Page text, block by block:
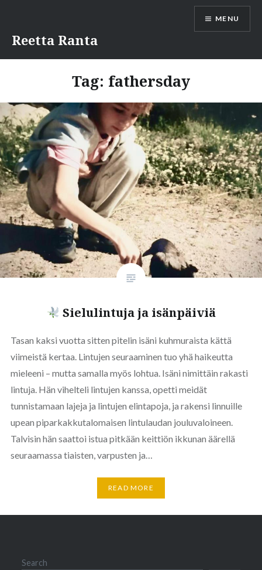
content
Reetta Ranta
MENU
Tag: fathersday
Sielulintuja ja isänpäiviä
Tasan kaksi vuotta sitten pitelin isäni kuhmuraista kättä
viimeistä kertaa. Lintujen seuraaminen tuo yhä haikeutta
mieleeni – mutta samalla myös lohtua. Isäni nimittäin rakasti
lintuja. Hän vihelteli lintujen kanssa, opetti meidät
tunnistamaan lajeja ja lintujen elintapoja, ja rakensi linnuille
upean piparkakkutalomaisen lintulaudan jouluvaloineen.
Talvisin hän saattoi istua pitkään keittiön ikkunan äärellä
seuraamassa tiaisten, varpusten ja…
READ MORE
Search